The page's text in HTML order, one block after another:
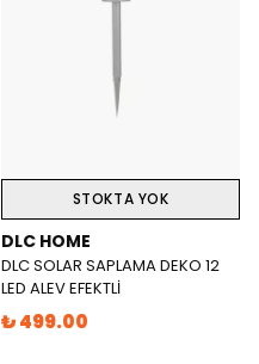
STOKTA YOK
DLC HOME
DLC SOLAR SAPLAMA DEKO 12
LED ALEV EFEKTLİ
₺ 499.00